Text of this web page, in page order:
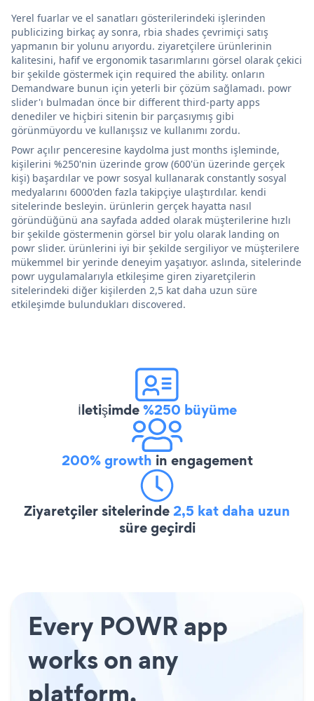
Yerel fuarlar ve el sanatları gösterilerindeki işlerinden
publicizing birkaç ay sonra, rbia shades çevrimiçi satış
yapmanın bir yolunu arıyordu. ziyaretçilere ürünlerinin
kalitesini, hafif ve ergonomik tasarımlarını görsel olarak çekici
bir şekilde göstermek için required the ability. onların
Demandware bunun için yeterli bir çözüm sağlamadı. powr
slider'ı bulmadan önce bir different third-party apps
denediler ve hiçbiri sitenin bir parçasıymış gibi
görünmüyordu ve kullanışsız ve kullanımı zordu.
Powr açılır penceresine kaydolma just months işleminde,
kişilerini %250'nin üzerinde grow (600'ün üzerinde gerçek
kişi) başardılar ve powr sosyal kullanarak constantly sosyal
medyalarını 6000'den fazla takipçiye ulaştırdılar. kendi
sitelerinde besleyin. ürünlerin gerçek hayatta nasıl
göründüğünü ana sayfada added olarak müşterilerine hızlı
bir şekilde göstermenin görsel bir yolu olarak landing on
powr slider. ürünlerini iyi bir şekilde sergiliyor ve müşterilere
mükemmel bir yerinde deneyim yaşatıyor. aslında, sitelerinde
powr uygulamalarıyla etkileşime giren ziyaretçilerin
sitelerindeki diğer kişilerden 2,5 kat daha uzun süre
etkileşimde bulundukları discovered.
İletişimde%250 büyüme
200% growth in engagement
Ziyaretçiler sitelerinde2,5 kat daha uzun
süre geçirdi
Every POWR app
works on any
platform.